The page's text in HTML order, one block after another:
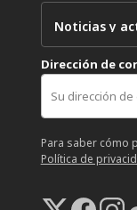
Dirección de
Para saber cómo
Política de